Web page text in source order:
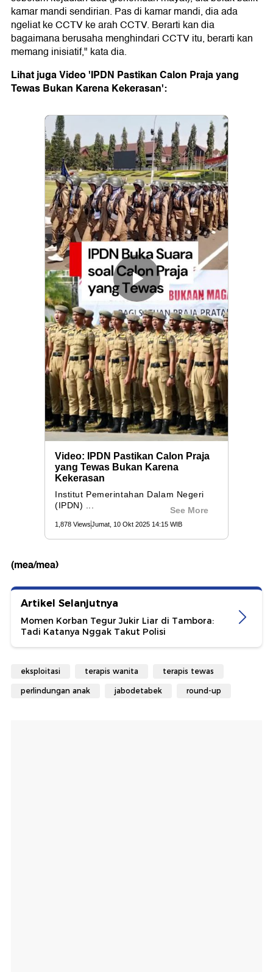
kamar mandi sendirian. Pas di kamar mandi, dia ada
ngeliat ke CCTV ke arah CCTV. Berarti kan dia
bagaimana berusaha menghindari CCTV itu, berarti kan
memang inisiatif," kata dia.
Lihat juga Video 'IPDN Pastikan Calon Praja yang
Tewas Bukan Karena Kekerasan':
(mea/mea)
Artikel Selanjutnya
Momen Korban Tegur Jukir Liar di Tambora:
Tadi Katanya Nggak Takut Polisi
eksploitasi terapis wanita terapis tewas
perlindungan anak jabodetabek round-up